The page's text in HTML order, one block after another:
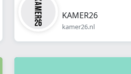
KAMER26
kamer26.nl